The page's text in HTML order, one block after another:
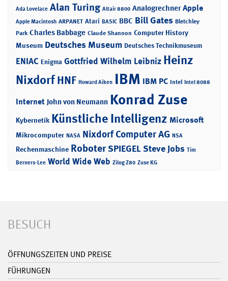
Ada Lovelace Alan Turing Altair 8800 Analogrechner Apple
Apple Macintosh ARPANET Atari BASIC BBC Bill Gates Bletchley
Park Charles Babbage Claude Shannon Computer History
Museum Deutsches Museum Deutsches Technikmuseum
ENIAC Enigma Gottfried Wilhelm Leibniz Heinz
NixdorfHNF Howard Aiken IBM IBM PC Intel Intel 8088
Internet John von Neumann Konrad Zuse
Kybernetik Künstliche Intelligenz Microsoft
Mikrocomputer NASA Nixdorf Computer AG NSA
Rechenmaschine RoboterSPIEGELSteve Jobs Tim
Berners-Lee World Wide Web Zilog Z80 Zuse KG
BESUCH
ÖFFNUNGSZEITEN UND PREISE
FÜHRUNGEN